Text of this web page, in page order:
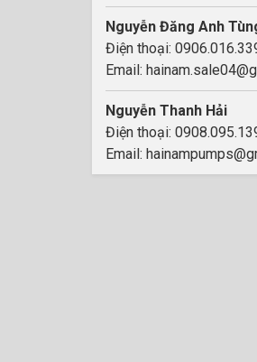
Nguyễn Đăng Anh
Điện thoại:
Email:
Nguyễn Thanh Hải
Điện thoại:
Email: